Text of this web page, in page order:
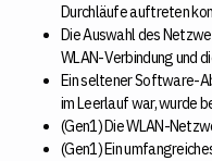
Durchläufe auftreten
Die Auswahl des
WLAN-Verbindung und
Ein seltener Software-
im Leerlauf war, wurde
(Gen1) Die WLAN-
(Gen1) Ein